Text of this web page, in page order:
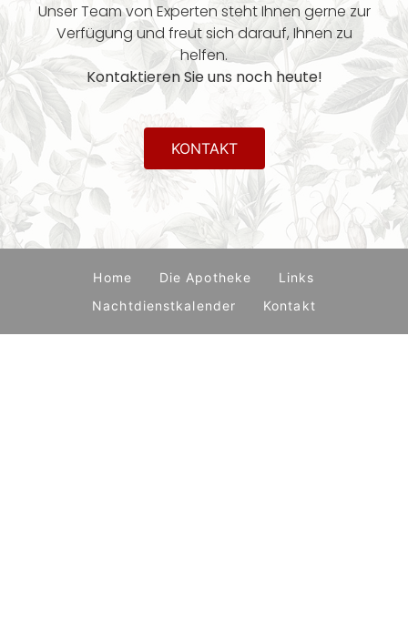
Unser Team von Experten steht Ihnen gerne zur
Verfügung und freut sich darauf, Ihnen zu
helfen.
Kontaktieren Sie uns noch heute!
KONTAKT
Home Die Apotheke
Links
Nachtdienstkalender
Kontakt